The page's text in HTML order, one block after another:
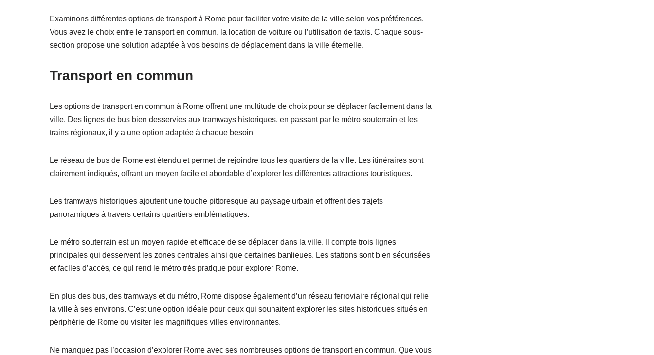
Examinons différentes options de transport à Rome pour faciliter votre visite de la ville selon vos préférences.
Vous avez le choix entre le transport en commun, la location de voiture ou l’utilisation de taxis. Chaque sous-
section propose une solution adaptée à vos besoins de déplacement dans la ville éternelle.
Transport en commun
Les options de transport en commun à Rome offrent une multitude de choix pour se déplacer facilement dans la
ville. Des lignes de bus bien desservies aux tramways historiques, en passant par le métro souterrain et les
trains régionaux, il y a une option adaptée à chaque besoin.
Le réseau de bus de Rome est étendu et permet de rejoindre tous les quartiers de la ville. Les itinéraires sont
clairement indiqués, offrant un moyen facile et abordable d’explorer les différentes attractions touristiques.
Les tramways historiques ajoutent une touche pittoresque au paysage urbain et offrent des trajets
panoramiques à travers certains quartiers emblématiques.
Le métro souterrain est un moyen rapide et efficace de se déplacer dans la ville. Il compte trois lignes
principales qui desservent les zones centrales ainsi que certaines banlieues. Les stations sont bien sécurisées
et faciles d’accès, ce qui rend le métro très pratique pour explorer Rome.
En plus des bus, des tramways et du métro, Rome dispose également d’un réseau ferroviaire régional qui relie
la ville à ses environs. C’est une option idéale pour ceux qui souhaitent explorer les sites historiques situés en
périphérie de Rome ou visiter les magnifiques villes environnantes.
Ne manquez pas l’occasion d’explorer Rome avec ses nombreuses options de transport en commun. Que vous